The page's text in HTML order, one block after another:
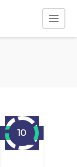
10